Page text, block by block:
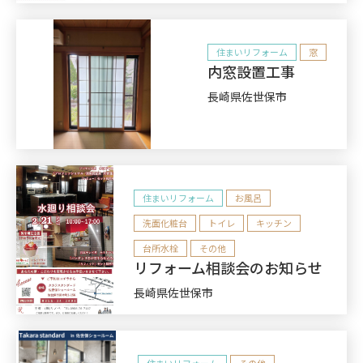
住まいリフォーム 窓
内窓設置工事
長崎県佐世保市
住まいリフォーム
お風呂
洗面化粧台
トイレ
キッチン
台所水栓
その他
リフォーム相談会のお知らせ
長崎県佐世保市